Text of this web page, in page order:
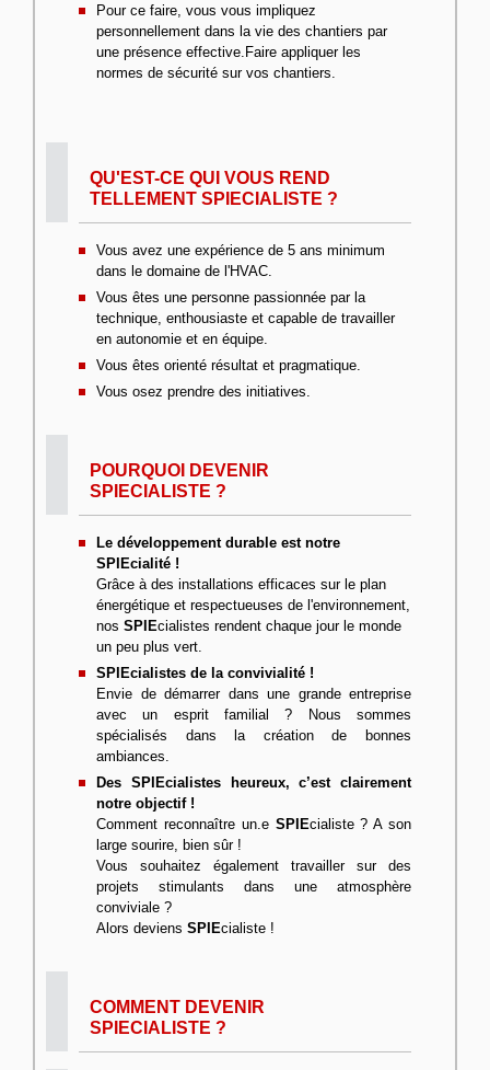
Pour ce faire, vous vous impliquez
personnellement dans la vie des chantiers par
une présence effective.Faire appliquer les
normes de sécurité sur vos chantiers.
QU'EST-CE QUI VOUS REND
TELLEMENT SPIECIALISTE ?
Vous avez une expérience de 5 ans minimum
dans le domaine de l'HVAC.
Vous êtes une personne passionnée par la
technique, enthousiaste et capable de travailler
en autonomie et en équipe.
Vous êtes orienté résultat et pragmatique.
Vous osez prendre des initiatives.
POURQUOI DEVENIR
SPIECIALISTE ?
Le développement durable est notre
SPIEcialité !
Grâce à des installations efficaces sur le plan
énergétique et respectueuses de l'environnement,
nos SPIEcialistes rendent chaque jour le monde
un peu plus vert.
SPIEcialistes de la convivialité !
Envie de démarrer dans une grande entreprise
avec un esprit familial ? Nous sommes
spécialisés dans la création de bonnes
ambiances.
Des SPIEcialistes heureux, c’est clairement
notre objectif !
Comment reconnaître un.e SPIEcialiste ? A son
large sourire, bien sûr !
Vous souhaitez également travailler sur des
projets stimulants dans une atmosphère
conviviale ?
Alors deviens SPIEcialiste !
COMMENT DEVENIR
SPIECIALISTE ?